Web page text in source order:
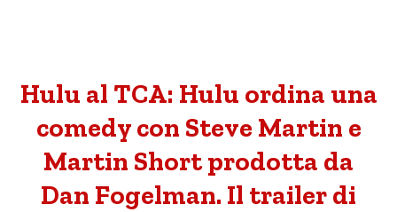
Hulu al TCA: Hulu ordina una
comedy con Steve Martin e
Martin Short prodotta da
Dan Fogelman. Il trailer di